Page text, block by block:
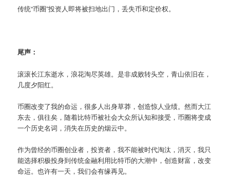
传统“币圈”投资人即将被扫地出门，丢失币和定价权。
尾声：
滚滚长江东逝水，浪花淘尽英雄。是非成败转头空，青山依旧在，
几度夕阳红。
币圈改变了我的命运，很多人出身草莽，创造惊人业绩。然而大江
东去，俱往矣，随着比特币被社会大众所认知和接受，币圈将变成
一个历史名词，消失在历史的烟云中。
作为曾经的币圈创业者，投资者，我不能被时代淘汰，消灭，我只
能选择积极投身到传统金融利用比特币的大潮中，创造财富，改变
命运。也许有一天，我们会有缘再见。